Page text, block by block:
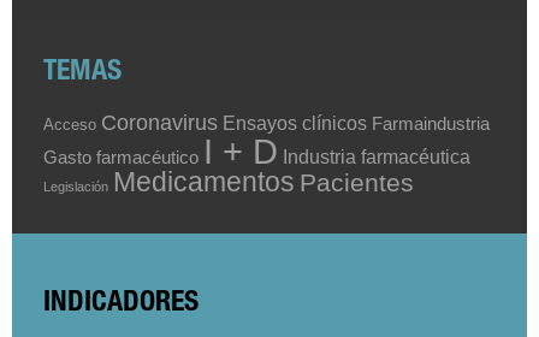
TEMAS
Acceso Coronavirus Ensayos clínicos Farmaindustria
Gasto farmacéutico I + D Industria farmacéutica
Legislación Medicamentos Pacientes
INDICADORES